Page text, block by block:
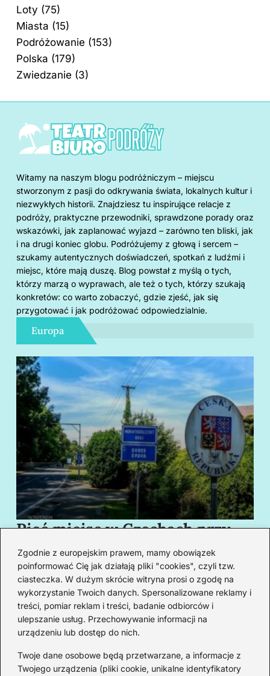
Zgodnie z europejskim prawem, mamy obowiązek
poinformować Cię jak działają pliki "cookies", czyli tzw.
ciasteczka. W dużym skrócie witryna prosi o zgodę na
wykorzystanie Twoich danych. Spersonalizowane reklamy i
treści, pomiar reklam i treści, badanie odbiorców i
ulepszanie usług. Przechowywanie informacji na
urządzeniu lub dostęp do nich.
Twoje dane osobowe będą przetwarzane, a informacje z
Twojego urządzenia (pliki cookie, unikalne identyfikatory
Loty (75)
Miasta (15)
Podróżowanie (153)
Polska (179)
Zwiedzanie (3)
Witamy na naszym blogu podróżniczym – miejscu
stworzonym z pasji do odkrywania świata, lokalnych kultur i
niezwykłych historii. Znajdziesz tu inspirujące relacje z
podróży, praktyczne przewodniki, sprawdzone porady oraz
wskazówki, jak zaplanować wyjazd – zarówno ten bliski, jak
i na drugi koniec globu. Podróżujemy z głową i sercem –
szukamy autentycznych doświadczeń, spotkań z ludźmi i
miejsc, które mają duszę. Blog powstał z myślą o tych,
którzy marzą o wyprawach, ale też o tych, którzy szukają
konkretów: co warto zobaczyć, gdzie zjeść, jak się
przygotować i jak podróżować odpowiedzialnie.
Europa
Pięć miejsc w Czechach przy
granicy, które cię oczarują
swoim urokiem
Redakcja
Od lat podróżuję, by poznawać świat z bliska – nie tylko
przez pryzmat zabytków, ale przede wszystkim ludzi,
smaków i codzienności.